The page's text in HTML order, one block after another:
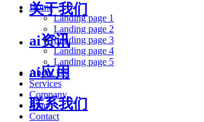
关于我们
ai资讯
ai应用
联系我们
Home
Landing page 1
Landing page 2
Landing page 3
Landing page 4
Landing page 5
About Us
Services
Company
Blog
Contact